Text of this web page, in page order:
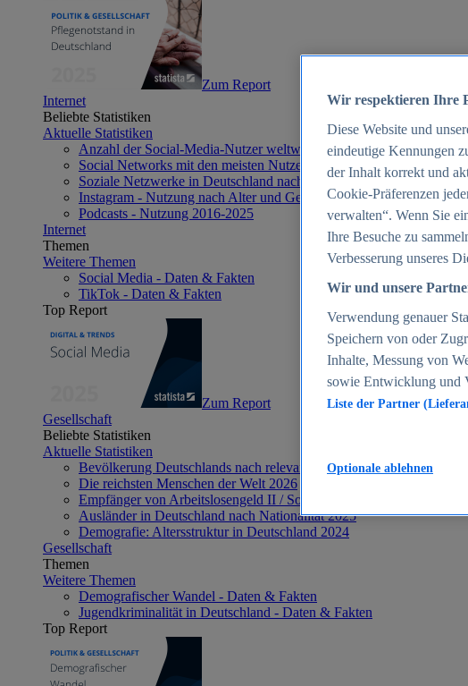
Zum Report
Internet
Beliebte Statistiken
Aktuelle Statistiken
Anzahl der Social-Media-Nutzer weltweit 2012-2025
Social Networks mit den meisten Nutzern weltweit 2025
Soziale Netzwerke in Deutschland nach Generationen 2025
Instagram - Nutzung nach Alter und Geschlecht in Deutschland 2025
Podcasts - Nutzung 2016-2025
Internet
Themen
Weitere Themen
Social Media - Daten & Fakten
TikTok - Daten & Fakten
Top Report
Zum Report
Gesellschaft
Beliebte Statistiken
Aktuelle Statistiken
Bevölkerung Deutschlands nach relevanten Altersgruppen 2024
Die reichsten Menschen der Welt 2026
Empfänger von Arbeitslosengeld II / Sozialgeld / Bürgergeld in
Ausländer in Deutschland nach Nationalität 2025
Demografie: Altersstruktur in Deutschland 2024
Gesellschaft
Themen
Weitere Themen
Demografischer Wandel - Daten & Fakten
Jugendkriminalität in Deutschland - Daten & Fakten
Top Report
Wir respektieren Ihre
Diese Website und
eindeutige Kennungen
der Inhalt korrekt und
Cookie-Präferenzen
verwalten“. Wenn Sie
Ihre Besuche zu
Verbesserung unseres
Wir und unsere
Verwendung genauer
Speichern von oder
Inhalte, Messung von
sowie Entwicklung und
Liste der Partner
Optionale ablehnen